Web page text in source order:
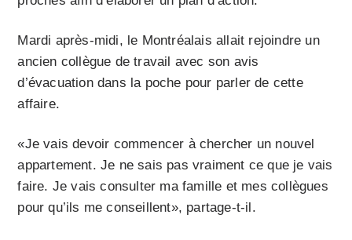
Mardi après-midi, le Montréalais allait rejoindre un
ancien collègue de travail avec son avis
d’évacuation dans la poche pour parler de cette
affaire.
«Je vais devoir commencer à chercher un nouvel
appartement. Je ne sais pas vraiment ce que je vais
faire. Je vais consulter ma famille et mes collègues
pour qu’ils me conseillent», partage-t-il.